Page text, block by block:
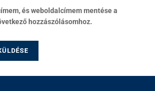
és weboldalcímem mentése a
hozzászólásomhoz.